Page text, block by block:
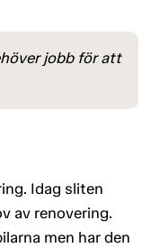
jobb för att
Idag sliten
av renovering.
men har den